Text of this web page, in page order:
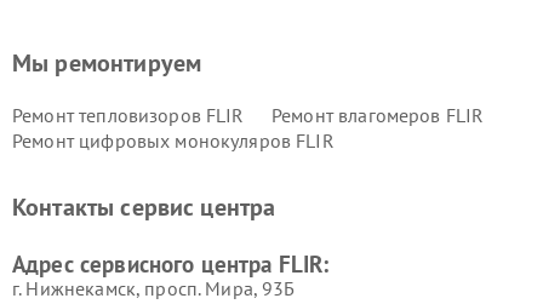
Мы ремонтируем
Ремонт тепловизоров FLIR
Ремонт влагомеров FLIR
Ремонт цифровых монокуляров FLIR
Контакты сервис центра
Адрес сервисного центра FLIR:
г. Нижнекамск, просп. Мира, 93Б